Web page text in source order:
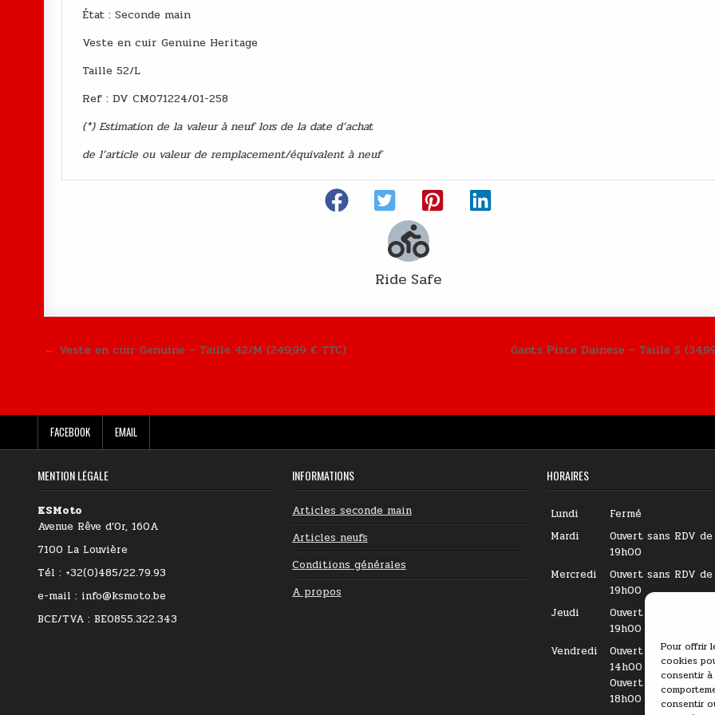
Pour offrir
cookies
consentir
consentir
État : Seconde main
Veste en cuir Genuine Heritage
Taille 52/L
Ref : DV CM071224/01-258
(*) Estimation de la valeur à neuf lors de la date d’achat
de l’article ou valeur de remplacement/équivalent à neuf
Ride Safe
Navigation de l’article Gants Piste Dainese – Taille S
← Veste en cuir Genuine – Taille 42/M (249,99 € TTC)
FACEBOOK EMAIL
MENTION LÉGALE
KSMoto
Avenue Rêve d’Or, 160A
7100 La Louvière
Tél : +32(0)485/22.79.93
e-mail : info@ksmoto.be
BCE/TVA : BE0855.322.343
INFORMATIONS
Articles seconde main
Articles neufs
Conditions générales
A propos
HORAIRES
Lundi
Fermé
Mardi
Ouvert sans RDV
19h00
Mercredi
Ouvert sans RDV
19h00
Jeudi
Ouvert sans RDV
19h00
Vendredi
Ouvert sur RDV de
14h00
Ouvert sans RDV
18h00